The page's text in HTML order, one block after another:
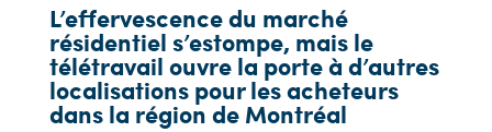
L’effervescence du marché
résidentiel s’estompe, mais le
télétravail ouvre la porte à d’autres
localisations pour les acheteurs
dans la région de Montréal